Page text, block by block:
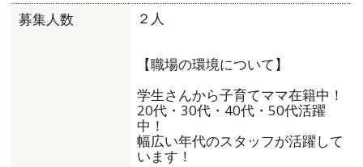
募集人数
２人
【職場の環境について】
学生さんから子育てママ在籍中！
20代・30代・40代・50代活躍
中！
幅広い年代のスタッフが活躍して
います！